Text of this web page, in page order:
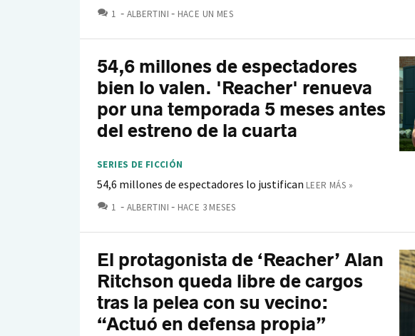
1 COMENTARIOS
ALBERTINI HACE UN MES
54,6 millones de espectadores
bien lo valen. 'Reacher' renueva
por una temporada 5 meses antes
del estreno de la cuarta
SERIES DE FICCIÓN
54,6 millones de espectadores lo justifican LEER MÁS »
1 COMENTARIOS
ALBERTINI HACE 3 MESES
El protagonista de ‘Reacher’ Alan
Ritchson queda libre de cargos
tras la pelea con su vecino:
“Actuó en defensa propia”